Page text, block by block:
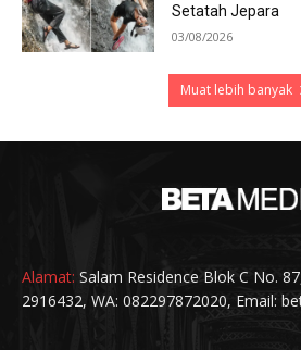
Setatah Jepara
03/08/2026
Muat lebih banyak
Alamat: Salam Residence Blok C No.
2916432, WA: 082297872020, Email: